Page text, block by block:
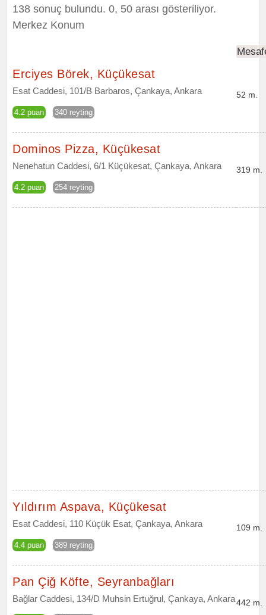
138 sonuç bulundu. 0, 50 arası gösteriliyor.
Merkez Konum
Erciyes Börek, Küçükesat
Esat Caddesi, 101/B Barbaros, Çankaya, Ankara
4.2 puan 340 reyting
52 m.
Dominos Pizza, Küçükesat
Nenehatun Caddesi, 6/1 Küçükesat, Çankaya, Ankara
4.2 puan 254 reyting
319 m.
Yıldırım Aspava, Küçükesat
Esat Caddesi, 110 Küçük Esat, Çankaya, Ankara
4.4 puan 389 reyting
109 m.
Pan Çiğ Köfte, Seyranbağları
Bağlar Caddesi, 134/D Muhsin Ertuğrul, Çankaya, Ankara442 m.